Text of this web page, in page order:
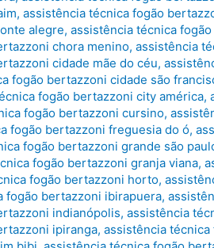
, assistência técnica fogão
alegre, assistência técnica
chora menino, assistência
cidade mãe do céu,
fogão bertazzoni cidade são
fogão bertazzoni city américa,
fogão bertazzoni cursino,
fogão bertazzoni freguesia do ó,
fogão bertazzoni grande são
fogão bertazzoni granja viana,
fogão bertazzoni horto,
fogão bertazzoni ibirapuera,
indianópolis, assistência
ipiranga, assistência